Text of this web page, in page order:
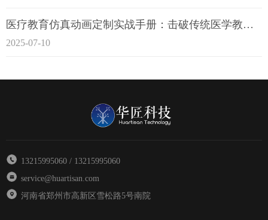
医疗教育仿真动画定制实战手册：击破传统医学教育7大痛点
2025-07-10
13215995060 / 13215995060
service@huartisan.com
河南省郑州市高新区雪松路5号南院